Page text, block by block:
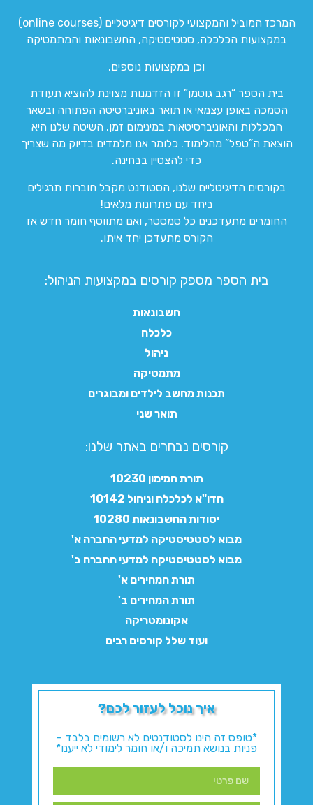
המרכז המוביל והמקצועי לקורסים דיגיטליים (online courses)
במקצועות הכלכלה, סטטיסטיקה, החשבונאות והמתמטיקה
וכן במקצועות נוספים.
בית הספר “רגב גוטמן” זו הזדמנות מצוינת להוציא תעודת
הסמכה באופן עצמאי או תואר באוניברסיטה הפתוחה ובשאר
המכללות והאוניברסיטאות במינימום זמן. השיטה שלנו היא
הוצאת ה”טפל” מהלימוד. כלומר אנו מלמדים בדיוק מה שצריך
כדי להצטיין בבחינה.
בקורסים הדיגיטליים שלנו, הסטודנט מקבל חוברות תרגילים
ביחד עם פתרונות מלאים!
החומרים מתעדכנים כל סמסטר, ואם מתווסף חומר חדש אז
הקורס מתעדכן יחד איתו.
בית הספר מספק קורסים במקצועות הניהול:
חשבונאות
כלכלה
ניהול
מתמטיקה
תכנות מחשב לילדים ומבוגרים
תואר שני
קורסים נבחרים באתר שלנו:​
תורת המימון 10230
חדו"א לכלכלה וניהול 10142
יסודות החשבונאות 10280
מבוא לסטטיסטיקה למדעי החברה א'
מבוא לסטטיסטיקה למדעי החברה ב'
תורת המחירים א'
תורת המחירים ב'
אקונומטריקה
ועוד שלל קורסים רבים
איך נוכל לעזור לכם?
*טופס זה הינו לסטודנטים לא רשומים בלבד –
פניות בנושא תמיכה ו/או חומר לימודי לא ייענו*